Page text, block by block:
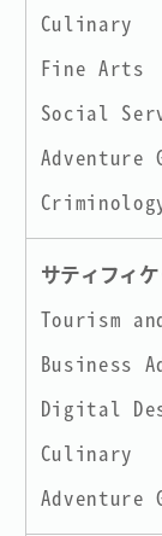
Culinary
Fine Arts
Social
Adventure
サティフィ
Tourism
Business
Digital
Culinary
Adventure